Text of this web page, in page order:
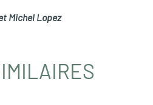
Michel Lopez